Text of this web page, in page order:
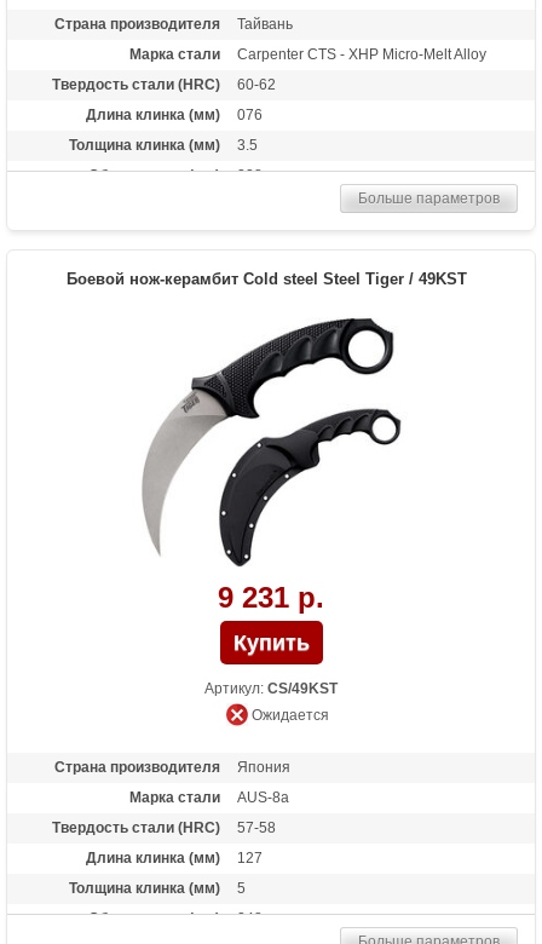
Страна производителя
Тайвань
Марка стали
Carpenter CTS - XHP Micro-Melt Alloy
Твердость стали (HRC)
60-62
Длина клинка (мм)
076
Толщина клинка (мм)
3.5
Общая длина (мм)
228
Длина в сложенном
состоянии
149
Тип замка
Tri-Ad Lock
145
Назначение
Боевой нож, нож повседневного ношения
Больше параметров
Боевой нож-керамбит Cold steel Steel Tiger / 49KST
9 231 р.
Артикул: CS/49KST
Ожидается
Страна производителя
Япония
Марка стали
AUS-8a
Твердость стали (HRC)
57-58
Длина клинка (мм)
127
Толщина клинка (мм)
5
Общая длина (мм)
248